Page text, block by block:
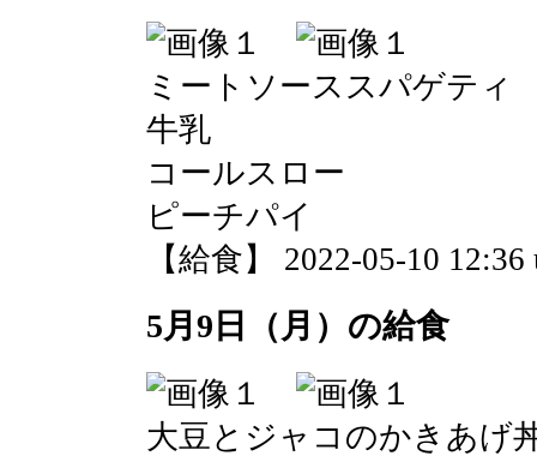
ミートソーススパゲティ
牛乳
コールスロー
ピーチパイ
【給食】 2022-05-10 12:36
5月9日（月）の給食
大豆とジャコのかきあげ